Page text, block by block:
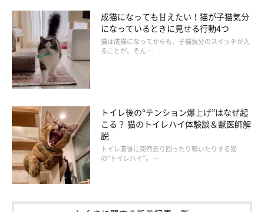
成猫になっても甘えたい！猫が子猫気分
になっているときに見せる行動4つ
猫は成猫になってからも、子猫気分のスイッチが入
ることが。そん …
トイレ後の“テンション爆上げ”はなぜ起
こる？ 猫のトイレハイ体験談＆獣医師解
説
トイレ直後に突然走り回ったり鳴いたりする猫
の“トイレハイ”。 …